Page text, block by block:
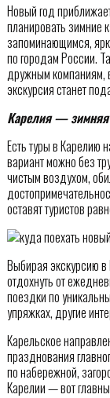
Новый год
планировать зимние
запоминающимся,
по городам России.
дружным компаниям,
экскурсия станет
Карелия — зимняя
Есть туры в Карелию
вариант можно без
чистым воздухом,
оставят туристов
Выбирая экскурсию
отдохнуть от
поездки по
упряжках, другие
Карельское
празднования
по набережной,
Карелии — вот